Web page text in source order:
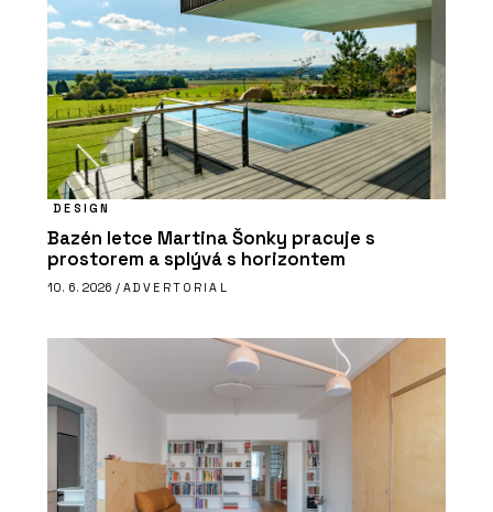
DESIGN
Bazén letce Martina Šonky pracuje s
prostorem a splývá s horizontem
10. 6. 2026 / ADVERTORIAL